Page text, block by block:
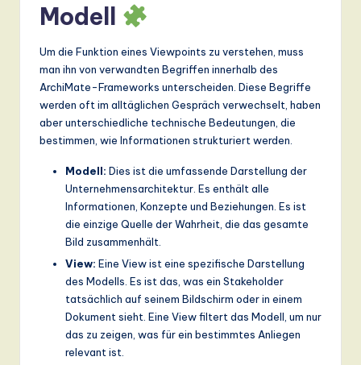
In
Modell
Um die Funktion eines Viewpoints zu verstehen, muss
man ihn von verwandten Begriffen innerhalb des
ArchiMate-Frameworks unterscheiden. Diese Begriffe
werden oft im alltäglichen Gespräch verwechselt, haben
aber unterschiedliche technische Bedeutungen, die
bestimmen, wie Informationen strukturiert werden.
Modell: Dies ist die umfassende Darstellung der
Unternehmensarchitektur. Es enthält alle
Informationen, Konzepte und Beziehungen. Es ist
die einzige Quelle der Wahrheit, die das gesamte
Bild zusammenhält.
View: Eine View ist eine spezifische Darstellung
des Modells. Es ist das, was ein Stakeholder
tatsächlich auf seinem Bildschirm oder in einem
Dokument sieht. Eine View filtert das Modell, um nur
das zu zeigen, was für ein bestimmtes Anliegen
relevant ist.